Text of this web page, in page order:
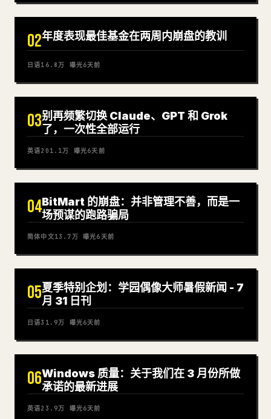
02年度表现最佳基金在两周内崩盘的教训
日语16.8万 曝光6天前
03别再频繁切换 Claude、GPT 和 Grok
了，一次性全部运行
英语201.1万 曝光6天前
04BitMart 的崩盘：并非管理不善，而是一
场预谋的跑路骗局
简体中文13.7万 曝光6天前
05夏季特别企划：学园偶像大师暑假新闻 - 7
月 31 日刊
日语31.9万 曝光6天前
06Windows 质量：关于我们在 3 月份所做
承诺的最新进展
英语23.9万 曝光6天前